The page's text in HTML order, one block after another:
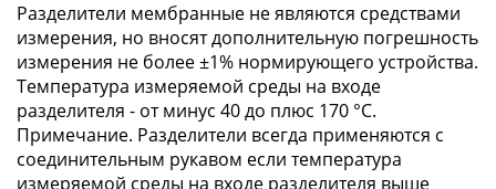
Разделители мембранные не являются средствами
измерения, но вносят дополнительную погрешность
измерения не более ±1% нормирующего устройства.
Температура измеряемой среды на входе
разделителя - от минус 40 до плюс 170 °С.
Примечание. Разделители всегда применяются с
соединительным рукавом если температура
измеряемой среды на входе разделителя выше